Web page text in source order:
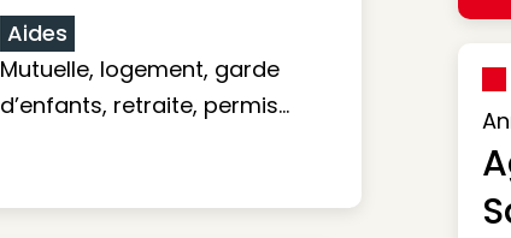
Aides
Mutuelle, logement, garde
d’enfants, retraite, permis…